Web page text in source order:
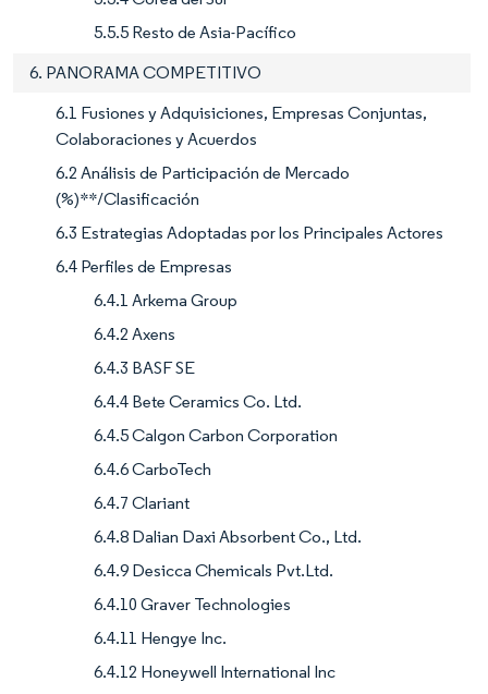
5.5.5 Resto de Asia-Pacífico
6. PANORAMA COMPETITIVO
6.1 Fusiones y Adquisiciones, Empresas Conjuntas,
Colaboraciones y Acuerdos
6.2 Análisis de Participación de Mercado
(%)**/Clasificación
6.3 Estrategias Adoptadas por los Principales Actores
6.4 Perfiles de Empresas
6.4.1 Arkema Group
6.4.2 Axens
6.4.3 BASF SE
6.4.4 Bete Ceramics Co. Ltd.
6.4.5 Calgon Carbon Corporation
6.4.6 CarboTech
6.4.7 Clariant
6.4.8 Dalian Daxi Absorbent Co., Ltd.
6.4.9 Desicca Chemicals Pvt.Ltd.
6.4.10 Graver Technologies
6.4.11 Hengye Inc.
6.4.12 Honeywell International Inc